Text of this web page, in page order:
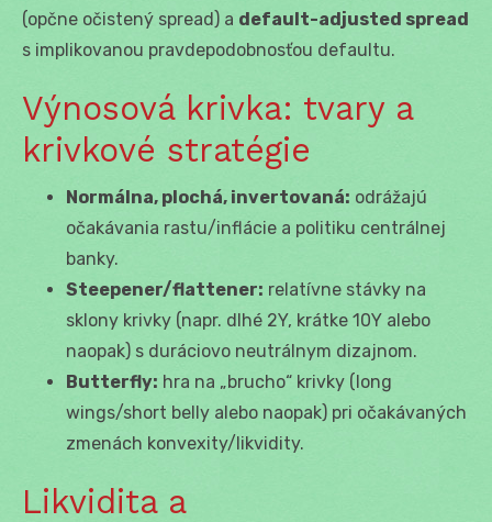
(opčne očistený spread) a default-adjusted spread
s implikovanou pravdepodobnosťou defaultu.
Výnosová krivka: tvary a
krivkové stratégie
Normálna, plochá, invertovaná: odrážajú
očakávania rastu/inflácie a politiku centrálnej
banky.
Steepener/flattener: relatívne stávky na
sklony krivky (napr. dlhé 2Y, krátke 10Y alebo
naopak) s duráciovo neutrálnym dizajnom.
Butterfly: hra na „brucho“ krivky (long
wings/short belly alebo naopak) pri očakávaných
zmenách konvexity/likvidity.
Likvidita a